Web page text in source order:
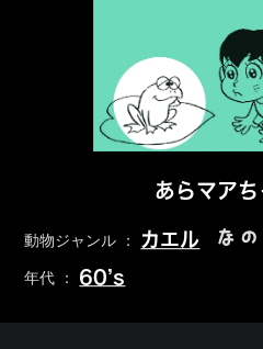
あらマアち
動物ジャンル ： カエル な
年代 ： 60’s